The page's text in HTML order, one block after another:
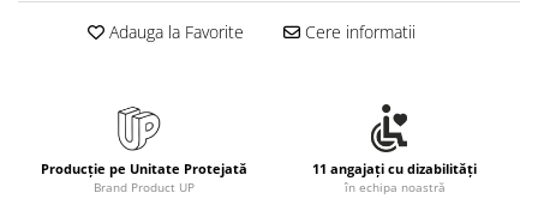
Finelinere
Carioci si creioane colorate
Rezerve instrumente scris
Tavite documente si suporturi
Adauga la Favorite Cere informatii
Producție pe Unitate Protejată
Brand Product UP
11 angajați cu dizabilități
în echipa noastră